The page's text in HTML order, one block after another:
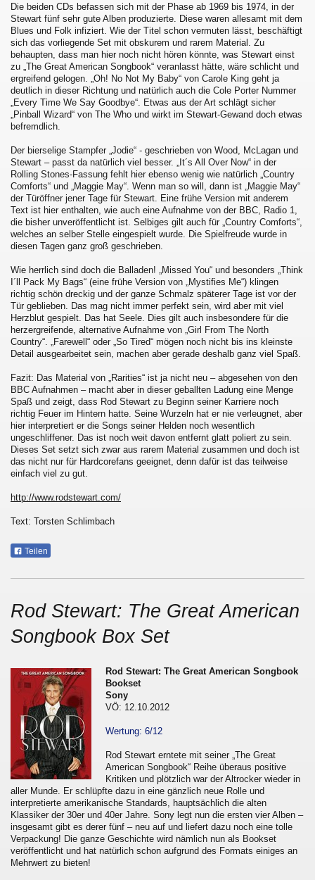
Die beiden CDs befassen sich mit der Phase ab 1969 bis 1974, in der
Stewart fünf sehr gute Alben produzierte. Diese waren allesamt mit dem
Blues und Folk infiziert. Wie der Titel schon vermuten lässt, beschäftigt
sich das vorliegende Set mit obskurem und rarem Material. Zu
behaupten, dass man hier noch nicht hören könnte, was Stewart einst
zu „The Great American Songbook“ veranlasst hätte, wäre schlicht und
ergreifend gelogen. „Oh! No Not My Baby“ von Carole King geht ja
deutlich in dieser Richtung und natürlich auch die Cole Porter Nummer
„Every Time We Say Goodbye“. Etwas aus der Art schlägt sicher
„Pinball Wizard“ von The Who und wirkt im Stewart-Gewand doch etwas
befremdlich.
Der bierselige Stampfer „Jodie“ - geschrieben von Wood, McLagan und
Stewart – passt da natürlich viel besser. „It´s All Over Now“ in der
Rolling Stones-Fassung fehlt hier ebenso wenig wie natürlich „Country
Comforts“ und „Maggie May“. Wenn man so will, dann ist „Maggie May“
der Türöffner jener Tage für Stewart. Eine frühe Version mit anderem
Text ist hier enthalten, wie auch eine Aufnahme von der BBC, Radio 1,
die bisher unveröffentlicht ist. Selbiges gilt auch für „Country Comforts“,
welches an selber Stelle eingespielt wurde. Die Spielfreude wurde in
diesen Tagen ganz groß geschrieben.
Wie herrlich sind doch die Balladen! „Missed You“ und besonders „Think
I´ll Pack My Bags“ (eine frühe Version von „Mystifies Me“) klingen
richtig schön dreckig und der ganze Schmalz späterer Tage ist vor der
Tür geblieben. Das mag nicht immer perfekt sein, wird aber mit viel
Herzblut gespielt. Das hat Seele. Dies gilt auch insbesondere für die
herzergreifende, alternative Aufnahme von „Girl From The North
Country“. „Farewell“ oder „So Tired“ mögen noch nicht bis ins kleinste
Detail ausgearbeitet sein, machen aber gerade deshalb ganz viel Spaß.
Fazit: Das Material von „Rarities“ ist ja nicht neu – abgesehen von den
BBC Aufnahmen – macht aber in dieser geballten Ladung eine Menge
Spaß und zeigt, dass Rod Stewart zu Beginn seiner Karriere noch
richtig Feuer im Hintern hatte. Seine Wurzeln hat er nie verleugnet, aber
hier interpretiert er die Songs seiner Helden noch wesentlich
ungeschliffener. Das ist noch weit davon entfernt glatt poliert zu sein.
Dieses Set setzt sich zwar aus rarem Material zusammen und doch ist
das nicht nur für Hardcorefans geeignet, denn dafür ist das teilweise
einfach viel zu gut.
http://www.rodstewart.com/
Text: Torsten Schlimbach
Teilen
Rod Stewart: The Great American
Songbook Box Set
Rod Stewart: The Great American Songbook
Bookset
Sony
VÖ: 12.10.2012
Wertung: 6/12
Rod Stewart erntete mit seiner „The Great
American Songbook“ Reihe überaus positive
Kritiken und plötzlich war der Altrocker wieder in
aller Munde. Er schlüpfte dazu in eine gänzlich neue Rolle und
interpretierte amerikanische Standards, hauptsächlich die alten
Klassiker der 30er und 40er Jahre. Sony legt nun die ersten vier Alben –
insgesamt gibt es derer fünf – neu auf und liefert dazu noch eine tolle
Verpackung! Die ganze Geschichte wird nämlich nun als Bookset
veröffentlicht und hat natürlich schon aufgrund des Formats einiges an
Mehrwert zu bieten!